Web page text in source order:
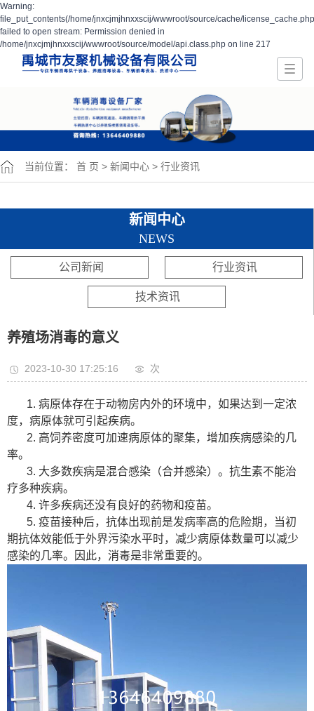
Warning:
file_put_contents(/home/jnxcjmjhnxxscij/wwwroot/source/cache/
failed to open stream: Permission denied in
/home/jnxcjmjhnxxscij/wwwroot/source/model/api.class.php on line 217
当前位置： 首 页 > 新闻中心 > 行业资讯
新闻中心
NEWS
公司新闻 行业资讯
技术资讯
养殖场消毒的意义
2023-10-30 17:25:16 次
1. 病原体存在于动物房内外的环境中，如果达到一定浓
度，病原体就可引起疾病。
2. 高饲养密度可加速病原体的聚集，增加疾病感染的几
率。
3. 大多数疾病是混合感染（合并感染）。抗生素不能治
疗多种疾病。
4. 许多疾病还没有良好的药物和疫苗。
5. 疫苗接种后，抗体出现前是发病率高的危险期，当初
期抗体效能低于外界污染水平时，减少病原体数量可以减少
感染的几率。因此，消毒是非常重要的。